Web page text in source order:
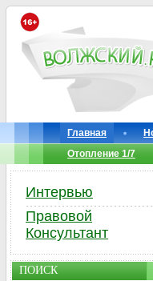
Главная
Отопление 1/7
Интервью
Правовой
Консультант
ПОИСК